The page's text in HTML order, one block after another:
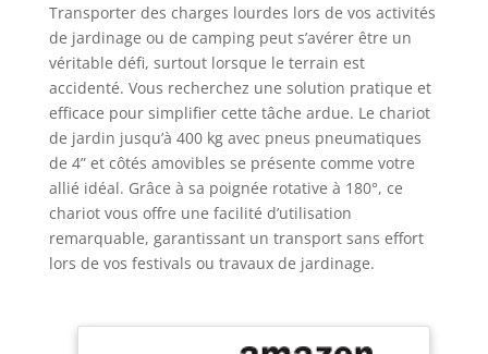
Transporter des charges lourdes lors de vos activités
de jardinage ou de camping peut s’avérer être un
véritable défi, surtout lorsque le terrain est
accidenté. Vous recherchez une solution pratique et
efficace pour simplifier cette tâche ardue. Le chariot
de jardin jusqu’à 400 kg avec pneus pneumatiques
de 4” et côtés amovibles se présente comme votre
allié idéal. Grâce à sa poignée rotative à 180°, ce
chariot vous offre une facilité d’utilisation
remarquable, garantissant un transport sans effort
lors de vos festivals ou travaux de jardinage.